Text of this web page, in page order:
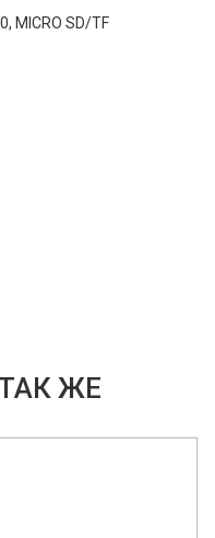
MICRO SD/TF
ЖЕ